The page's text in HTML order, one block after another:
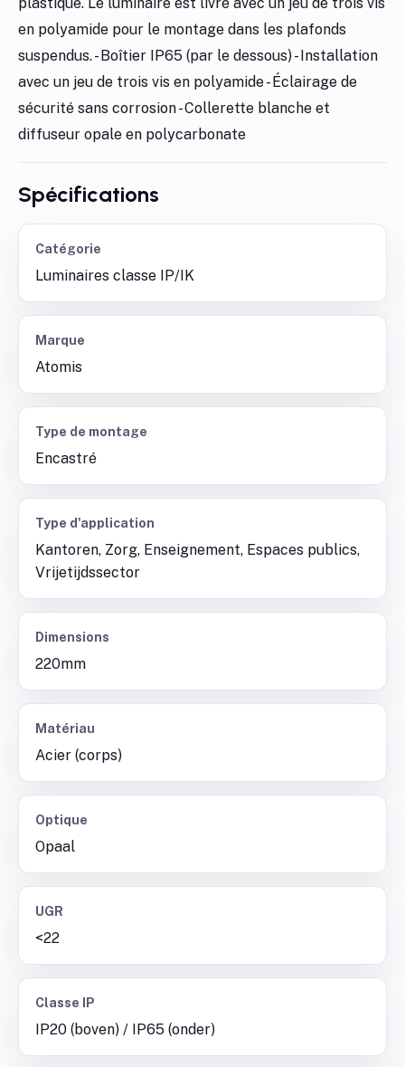
en polyamide pour le montage dans les plafonds
suspendus. - Boîtier IP65 (par le dessous) - Installation
avec un jeu de trois vis en polyamide - Éclairage de
sécurité sans corrosion - Collerette blanche et
diffuseur opale en polycarbonate
Spécifications
Catégorie
Luminaires classe IP/IK
Marque
Atomis
Type de montage
Encastré
Type d'application
Kantoren, Zorg, Enseignement, Espaces publics,
Vrijetijdssector
Dimensions
220mm
Matériau
Acier (corps)
Optique
Opaal
UGR
<22
Classe IP
IP20 (boven) / IP65 (onder)